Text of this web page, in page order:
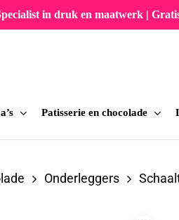
in druk en maatwerk |
ESC om te sluiten
Patisserie en chocolade
Onderleggers